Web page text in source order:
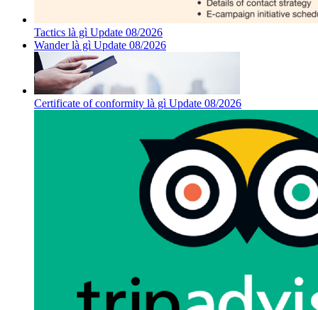
Tactics là gì Update 08/2026
Wander là gì Update 08/2026
Certificate of conformity là gì Update 08/2026